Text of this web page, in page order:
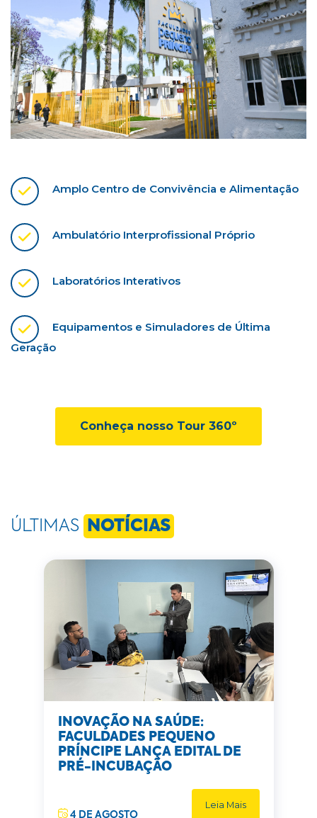
Amplo Centro de Convivência e Alimentação
Ambulatório Interprofissional Próprio
Laboratórios Interativos
Equipamentos e Simuladores de Última
Geração
Conheça nosso Tour 360º
ÚLTIMAS NOTÍCIAS
INOVAÇÃO NA SAÚDE:
FACULDADES PEQUENO
PRÍNCIPE LANÇA EDITAL DE
PRÉ-INCUBAÇÃO
4 DE AGOSTO
Leia Mais